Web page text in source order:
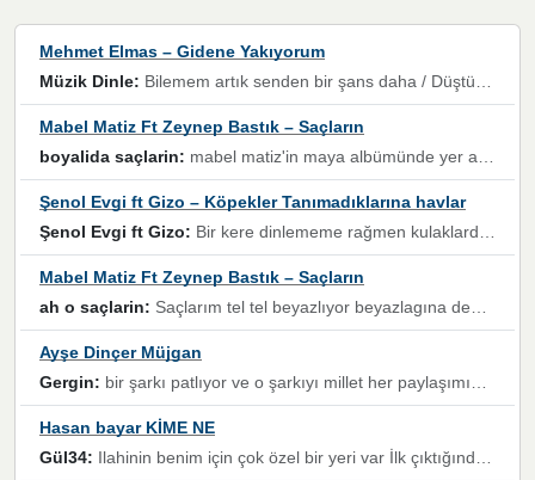
Mehmet Elmas – Gidene Yakıyorum
Müzik Dinle: Bilemem artık senden bir şans daha / Düştüğün zaman ben olmayacağım yanında” dizeleri, artık geçmişin tekrarına izin verilmeyeceğini, kişisel sınırların çizildiğini gösteriyor.
Mabel Matiz Ft Zeynep Bastık – Saçların
boyalida saçlarin: mabel matiz'in maya albümünde yer alan güzellerden. parça da şarkı hani! müzikal altyapısına vurulduğum, sözlerinde kaybolduğum bir parça olmuş.
Şenol Evgi ft Gizo – Köpekler Tanımadıklarına havlar
Şenol Evgi ft Gizo: Bir kere dinlememe rağmen kulaklardan gitmiyor sen sen sen sen kurban ol sen sen sen sen hayran ol yükses ses müzik dinleme sebebisiniz canlar bomba gibi patladınız maşallah
Mabel Matiz Ft Zeynep Bastık – Saçların
ah o saçlarin: Saçlarım tel tel beyazlıyor beyazlagına degil yanımda sen yoksun ona üzülüyorum günler bir bir geçiyor geçen günlere değil sensiz geçen günlere darılıyorum,Dinledikce asla kavusamayacagim ama asla unutamicagim sevdiğim adam için yanar içim
Ayşe Dinçer Müjgan
Gergin: bir şarkı patlıyor ve o şarkıyı millet her paylaşımın altına koyuyor ve öyle bir durum hal alıyor ki şarkıyı dinlemeden şarkıdan bikıyorsun Ama bu enteresan bir şekilde dillere dolanıyor millet olarak seviyoruz dertlerle boğuşurken bir yandan da göbek atmayi))) diyeceklerim bu kadar güzel hoş bir sayfa emeğinize sağlık arkadaşlar kolay gelsin
Hasan bayar KİME NE
Gül34: Ilahinin benim için çok özel bir yeri var İlk çıktığında komşum ne kadar yüksek sesle dinliyorsa orada duymuştum ve YouTube'dan aratıp Bu ilahiyi bulmuştum ve sonra müdavimi oldum günlük Ben de 3-5 kere dinleyip ezberleyip artık ilahiye bende eşlik ediyorum yüksek sesle Allah razı olsun hizmet nimettir Rabbim sizin zahmetlerinize de hayırlı nimetler versin Selam ve dua ile Allah'a emanet olun